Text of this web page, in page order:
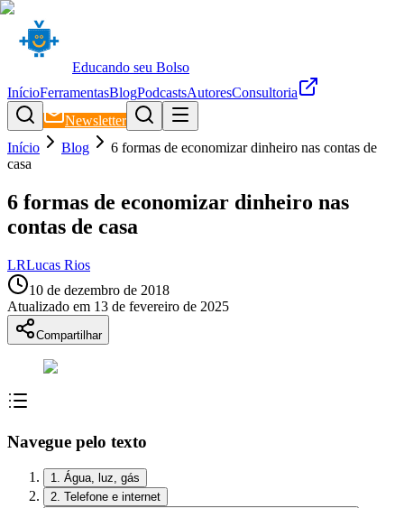
Educando seu Bolso
InícioFerramentasBlogPodcastsAutoresConsultoria
Newsletter
Início
Blog
6 formas de economizar dinheiro nas contas de
casa
6 formas de economizar dinheiro nas
contas de casa
LRLucas Rios
10 de dezembro de 2018
Atualizado em 13 de fevereiro de 2025
Compartilhar
Navegue pelo texto
1. Água, luz, gás
2. Telefone e internet